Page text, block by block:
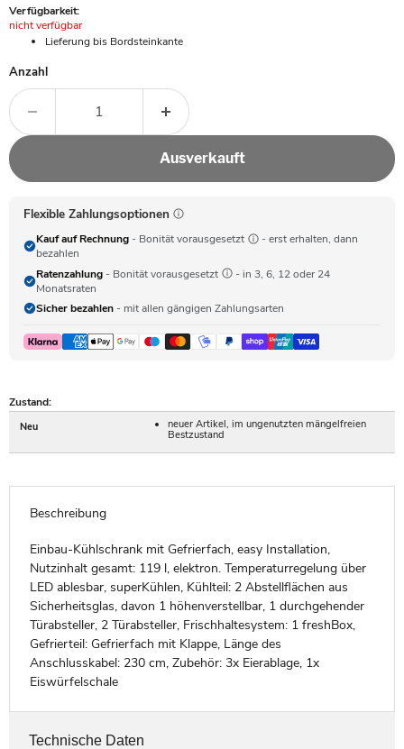
Verfügbarkeit:
Achtung:
nicht verfügbar
Lieferung bis Bordsteinkante
Anzahl
Ausverkauft
Flexible Zahlungsoptionen
Kauf auf Rechnung - Bonität vorausgesetzt
- erst erhalten, dann
bezahlen
Ratenzahlung - Bonität vorausgesetzt
- in 3, 6, 12 oder 24
Monatsraten
Sicher bezahlen - mit allen gängigen Zahlungsarten
Zustand:
Neu
neuer Artikel, im ungenutzten mängelfreien
Bestzustand
Beschreibung
Einbau-Kühlschrank mit Gefrierfach, easy Installation,
Nutzinhalt gesamt: 119 l, elektron. Temperaturregelung über
LED ablesbar, superKühlen, Kühlteil: 2 Abstellflächen aus
Sicherheitsglas, davon 1 höhenverstellbar, 1 durchgehender
Türabsteller, 2 Türabsteller, Frischhaltesystem: 1 freshBox,
Gefrierteil: Gefrierfach mit Klappe, Länge des
Anschlusskabel: 230 cm, Zubehör: 3x Eierablage, 1x
Eiswürfelschale
Technische Daten